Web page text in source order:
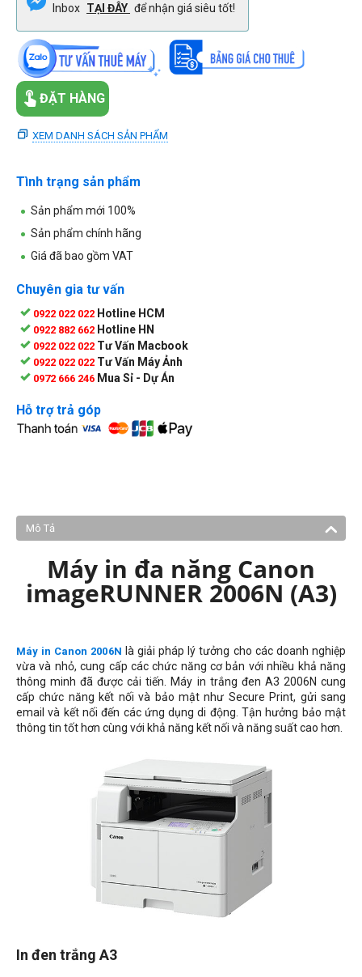
Inbox TẠI ĐÂY để nhận giá siêu tốt!
ĐẶT HÀNG
XEM DANH SÁCH SẢN PHẨM
Tình trạng sản phẩm
Sản phẩm mới 100%
Sản phẩm chính hãng
Giá đã bao gồm VAT
Chuyên gia tư vấn
0922 022 022 Hotline HCM
0922 882 662 Hotline HN
0922 022 022 Tư Vấn Macbook
0922 022 022 Tư Vấn Máy Ảnh
0972 666 246 Mua Sỉ - Dự Án
Hỗ trợ trả góp
Mô Tả
Máy in đa năng Canon
imageRUNNER 2006N (A3)
Máy in Canon 2006N là giải pháp lý tưởng cho các doanh nghiệp
vừa và nhỏ, cung cấp các chức năng cơ bản với nhiều khả năng
thông minh đã được cải tiến. Máy in trắng đen A3 2006N cung
cấp chức năng kết nối và bảo mật như Secure Print, gửi sang
email và kết nối đến các ứng dụng di động. Tận hưởng bảo mật
thông tin tốt hơn cùng với khả năng kết nối và năng suất cao hơn.
In đen trắng A3